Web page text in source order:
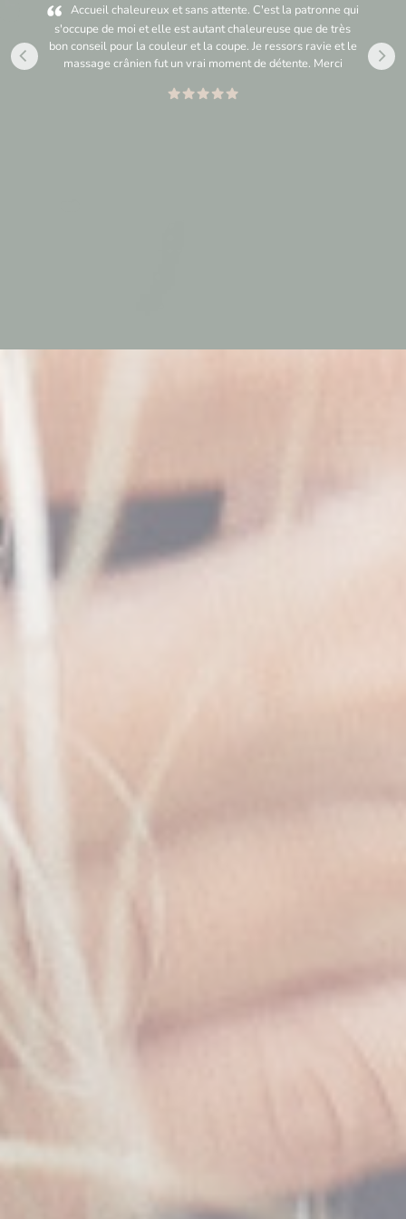
Accueil chaleureux et sans attente. C'est la patronne qui
s'occupe de moi et elle est autant chaleureuse que de très
bon conseil pour la couleur et la coupe. Je ressors ravie et le
massage crânien fut un vrai moment de détente. Merci